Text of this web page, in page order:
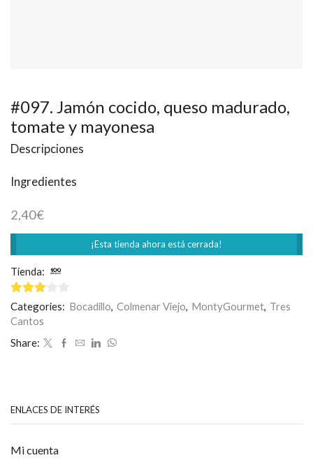
#097. Jamón cocido, queso madurado,
tomate y mayonesa
Descripciones
Ingredientes
2,40€
¡Esta tienda ahora está cerrada!
Tienda:
3de 5
Categories: Bocadillo Colmenar Viejo MontyGourmet Tres
Cantos
Share:
ENLACES DE INTERÉS
Mi cuenta